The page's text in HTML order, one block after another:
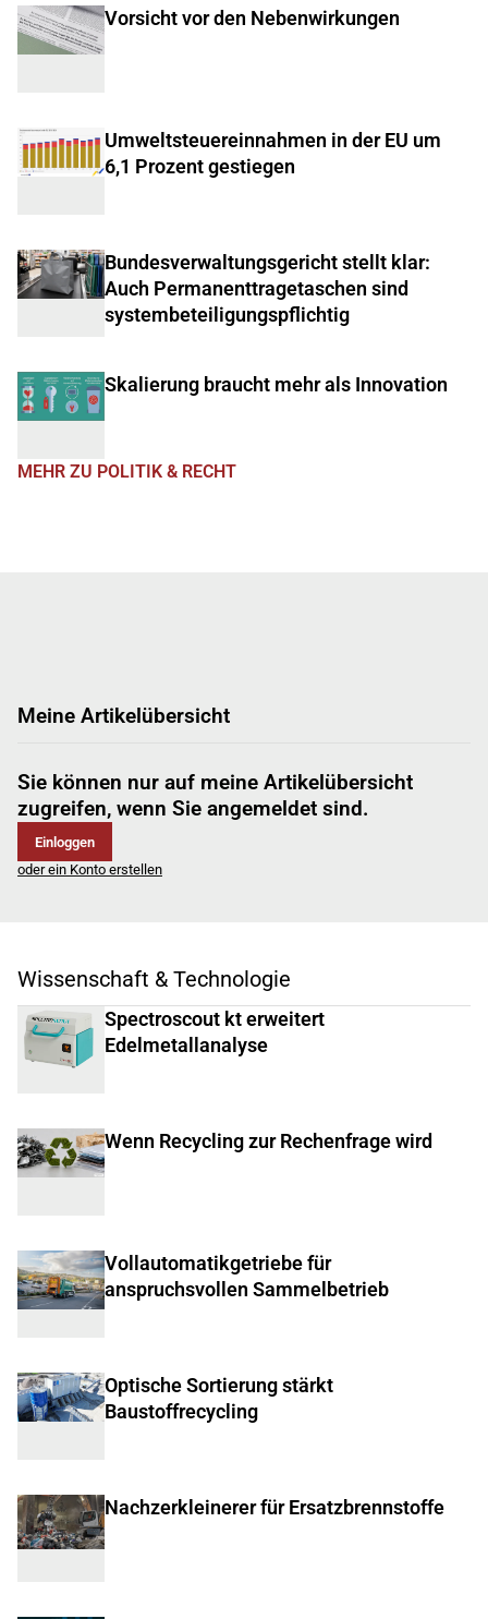
Vorsicht vor den Nebenwirkungen
Umweltsteuereinnahmen in der EU um
6,1 Prozent gestiegen
Bundesverwaltungsgericht stellt klar:
Auch Permanenttragetaschen sind
systembeteiligungspflichtig
Skalierung braucht mehr als Innovation
MEHR ZU POLITIK & RECHT
Meine Artikelübersicht
Sie können nur auf meine Artikelübersicht
zugreifen, wenn Sie angemeldet sind.
Einloggen
oder ein Konto erstellen
Wissenschaft & Technologie
Spectroscout kt erweitert
Edelmetallanalyse
Wenn Recycling zur Rechenfrage wird
Vollautomatikgetriebe für
anspruchsvollen Sammelbetrieb
Optische Sortierung stärkt
Baustoffrecycling
Nachzerkleinerer für Ersatzbrennstoffe